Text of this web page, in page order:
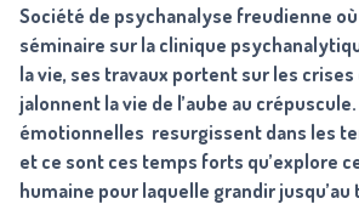
Société de psychanalyse freudienne
séminaire sur la clinique
la vie, ses travaux portent sur les
jalonnent la vie de l’aube au
émotionnelles resurgissent dans les
et ce sont ces temps forts qu’explore
humaine pour laquelle grandir